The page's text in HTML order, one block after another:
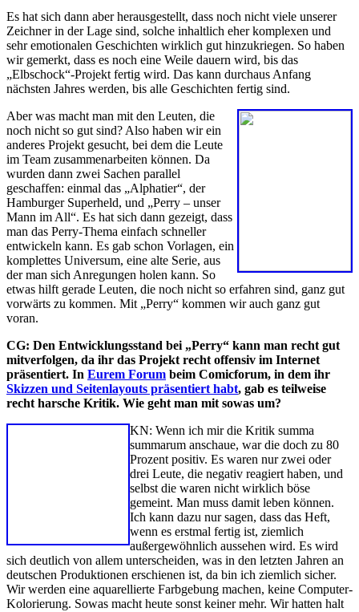
Es hat sich dann aber herausgestellt, dass noch nicht viele unserer
Zeichner in der Lage sind, solche inhaltlich eher komplexen und
sehr emotionalen Geschichten wirklich gut hinzukriegen. So haben
wir gemerkt, dass es noch eine Weile dauern wird, bis das
„Elbschock“-Projekt fertig wird. Das kann durchaus Anfang
nächsten Jahres werden, bis alle Geschichten fertig sind.
Aber was macht man mit den Leuten, die
noch nicht so gut sind? Also haben wir ein
anderes Projekt gesucht, bei dem die Leute
im Team zusammenarbeiten können. Da
wurden dann zwei Sachen parallel
geschaffen: einmal das „Alphatier“, der
Hamburger Superheld, und „Perry – unser
Mann im All“. Es hat sich dann gezeigt, dass
man das Perry-Thema einfach schneller
entwickeln kann. Es gab schon Vorlagen, ein
komplettes Universum, eine alte Serie, aus
der man sich Anregungen holen kann. So
etwas hilft gerade Leuten, die noch nicht so erfahren sind, ganz gut
vorwärts zu kommen. Mit „Perry“ kommen wir auch ganz gut
voran.
CG: Den Entwicklungsstand bei „Perry“ kann man recht gut
mitverfolgen, da ihr das Projekt recht offensiv im Internet
präsentiert. In Eurem Forum beim Comicforum, in dem ihr
Skizzen und Seitenlayouts präsentiert habt, gab es teilweise
recht harsche Kritik. Wie geht man mit sowas um?
KN: Wenn ich mir die Kritik summa
summarum anschaue, war die doch zu 80
Prozent positiv. Es waren nur zwei oder
drei Leute, die negativ reagiert haben, und
selbst die waren nicht wirklich böse
gemeint. Man muss damit leben können.
Ich kann dazu nur sagen, dass das Heft,
wenn es erstmal fertig ist, ziemlich
außergewöhnlich aussehen wird. Es wird
sich deutlich von allem unterscheiden, was in den letzten Jahren an
deutschen Produktionen erschienen ist, da bin ich ziemlich sicher.
Wir werden eine aquarellierte Farbgebung machen, keine Computer-
Kolorierung. Sowas macht heute sonst keiner mehr. Wir hatten halt